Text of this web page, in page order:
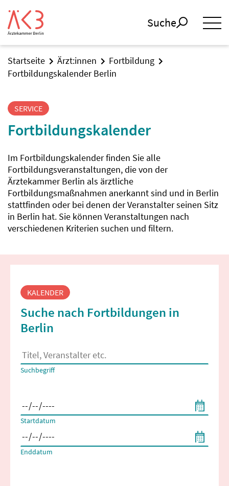
Suche
Startseite Ärzt:innen
Fortbildung
Fortbildungskalender Berlin
SERVICE
Fortbildungskalender
Im Fortbildungskalender finden Sie alle
Fortbildungsveranstaltungen, die von der
Ärztekammer Berlin als ärztliche
Fortbildungsmaßnahmen anerkannt sind und in Berlin
stattfinden oder bei denen der Veranstalter seinen Sitz
in Berlin hat. Sie können Veranstaltungen nach
verschiedenen Kriterien suchen und filtern.
Fortbildungssuche
KALENDER
Suche nach Fortbildungen in
Berlin
Es erscheinen Suchvorschläge, wenn mindestens 2 Zeichen
Suchbegriff
Startdatum
Enddatum